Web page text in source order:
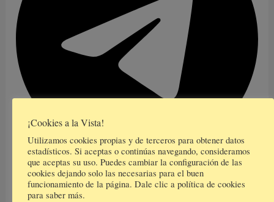
¡Cookies a la Vista!
Utilizamos cookies propias y de terceros para obtener datos
estadísticos. Si aceptas o continúas navegando, consideramos
que aceptas su uso. Puedes cambiar la configuración de las
cookies dejando solo las necesarias para el buen
funcionamiento de la página. Dale clic a política de cookies
para saber más.